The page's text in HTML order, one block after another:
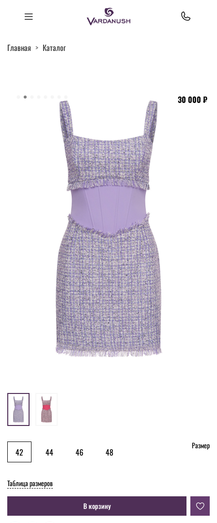
Главная Каталог
30 000 ₽
Таблица размеров
В корзину
Размер
42 44 46 48